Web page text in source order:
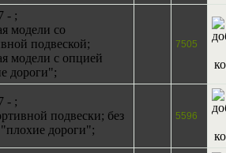
- ;
модели со
подвеской;
модели с опцией
дороги";
7505
- ;
подвески; без
дороги";
5596